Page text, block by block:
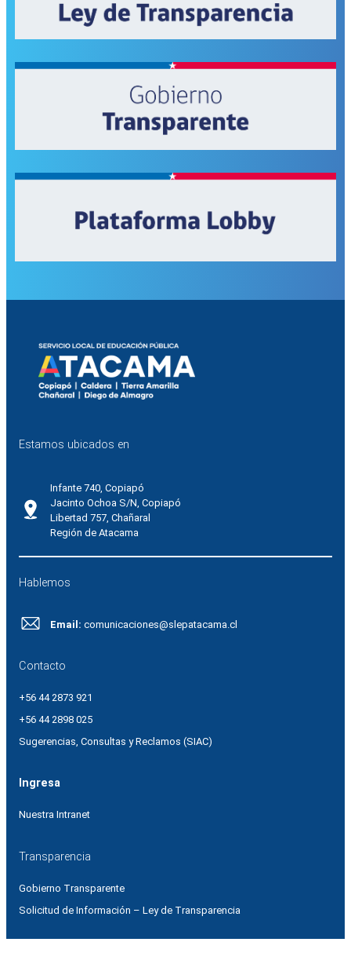
Estamos ubicados en
Infante 740, Copiapó
Jacinto Ochoa S/N, Copiapó
Libertad 757, Chañaral
Región de Atacama
Hablemos
Email: comunicaciones@slepatacama.cl
Contacto
+56 44 2873 921
+56 44 2898 025
Sugerencias, Consultas y Reclamos (SIAC)
Ingresa
Nuestra Intranet
Transparencia
Gobierno Transparente
Solicitud de Información – Ley de Transparencia